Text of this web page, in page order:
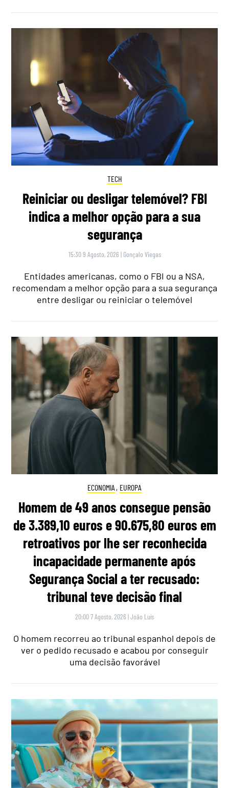
TECH
Reiniciar ou desligar telemóvel? FBI
indica a melhor opção para a sua
segurança
15:30 9 Agosto, 2026 | Gonçalo Viegas
Entidades americanas, como o FBI ou a NSA,
recomendam a melhor opção para a sua segurança
entre desligar ou reiniciar o telemóvel
ECONOMIA , EUROPA
Homem de 49 anos consegue pensão
de 3.389,10 euros e 90.675,80 euros em
retroativos por lhe ser reconhecida
incapacidade permanente após
Segurança Social a ter recusado:
tribunal teve decisão final
20:00 7 Agosto, 2026 |João Luís
O homem recorreu ao tribunal espanhol depois de
ver o pedido recusado e acabou por conseguir
uma decisão favorável